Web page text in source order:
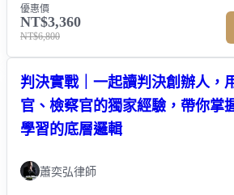
優惠價
NT$3,360
NT$6,800
判決實戰｜一起讀判決創辦人，
官、檢察官的獨家經驗，帶你掌
學習的底層邏輯
蕭奕弘律師